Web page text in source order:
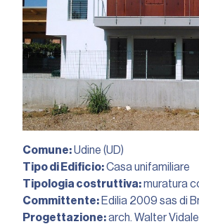
Comune:Udine (UD)
Tipo di Edificio:Casa unifamiliare
Tipologia costruttiva:muratura
Committente: Edilia 2009 sas di
Progettazione:arch. Walter Vidale